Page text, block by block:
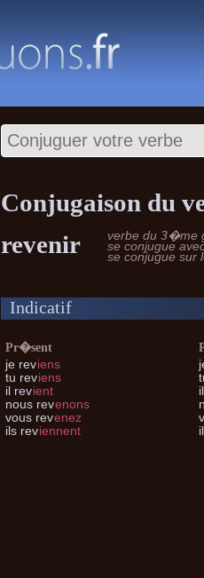
Conjugaison du
revenir
verbe du 3�me
se conjugue
se conjugue sur
Indicatif
Pr�sent
je reviens
tu reviens
il revient
nous revenons
vous revenez
ils reviennent
il